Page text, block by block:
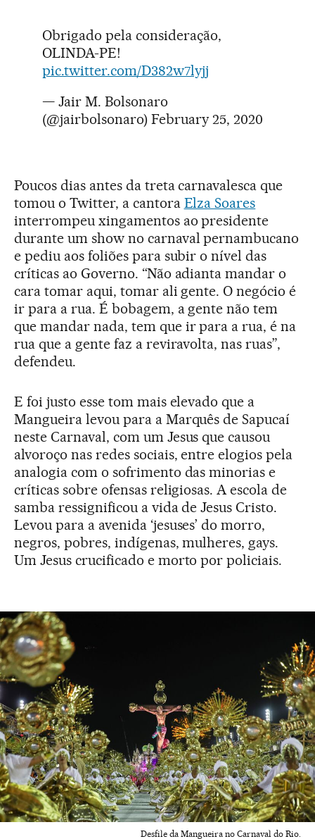
Obrigado pela consideração,
OLINDA-PE!
pic.twitter.com/D382w7lyjj
— Jair M. Bolsonaro
(@jairbolsonaro) February 25, 2020
Poucos dias antes da treta carnavalesca que
tomou o Twitter, a cantora Elza Soares
interrompeu xingamentos ao presidente
durante um show no carnaval pernambucano
e pediu aos foliões para subir o nível das
críticas ao Governo. “Não adianta mandar o
cara tomar aqui, tomar ali gente. O negócio é
ir para a rua. É bobagem, a gente não tem
que mandar nada, tem que ir para a rua, é na
rua que a gente faz a reviravolta, nas ruas”,
defendeu.
E foi justo esse tom mais elevado que a
Mangueira levou para a Marquês de Sapucaí
neste Carnaval, com um Jesus que causou
alvoroço nas redes sociais, entre elogios pela
analogia com o sofrimento das minorias e
críticas sobre ofensas religiosas. A escola de
samba ressignificou a vida de Jesus Cristo.
Levou para a avenida ‘jesuses’ do morro,
negros, pobres, indígenas, mulheres, gays.
Um Jesus crucificado e morto por policiais.
Desfile da Mangueira no Carnaval do Rio.